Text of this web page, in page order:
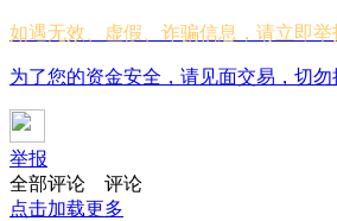
如遇无效、虚假、诈骗信息，请立即举
为了您的资金安全，请见面交易，切勿
举报
全部评论
评论
点击加载更多